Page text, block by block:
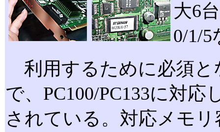
大6
0/1/5
利用するために必須と
で、PC100/PC133に対
されている。対応メモリ